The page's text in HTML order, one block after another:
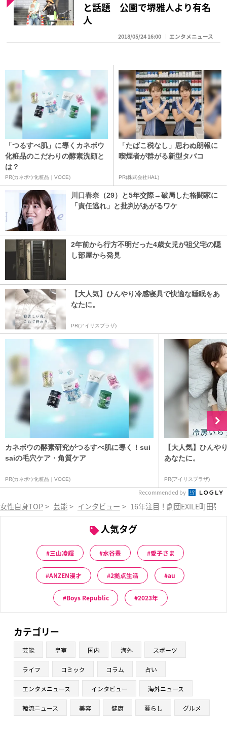
と話題 公園で堺雅人より有名
人
2018/05/24 16:00 エンタメニュース
「つるすべ肌」に導くカネボウ
化粧品のこだわりの酵素洗顔と
は？
PR(カネボウ化粧品｜VOCE)
「たばこ税なし」思わぬ朗報に
喫煙者が群がる新型タバコ
PR(株式会社HAL)
川口春奈（29）と5年交際→破局した格闘家に
「責任逃れ」と批判があがるワケ
2年前から行方不明だった4歳女児が祖父宅の隠
し部屋から発見
【大人気】ひんやり冷感寝具で快適な睡眠をあ
なたに。
PR(アイリスプラザ)
カネボウの酵素研究がつるすべ肌に導く！sui
saiの毛穴ケア・角質ケア
PR(カネボウ化粧品｜VOCE)
【大人気】ひんや
あなたに。
PR(アイリスプラザ)
Recommended by
女性自身TOP > 芸能 > インタビュー > 16年注目！劇団EXILE町田啓
人気タグ
三山凌輝 水谷豊 愛子さま
ANZEN漫才 2拠点生活 au
Boys Republic 2023年
カテゴリー
芸能 皇室 国内 海外 スポーツ
ライフ コミック コラム 占い
エンタメニュース インタビュー 海外ニュース
韓流ニュース 美容 健康 暮らし グルメ